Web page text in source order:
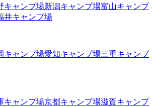
キャンプ場新潟キャンプ場富山キャンプ
井キャンプ場
キャンプ場愛知キャンプ場三重キャンプ
キャンプ場京都キャンプ場滋賀キャンプ